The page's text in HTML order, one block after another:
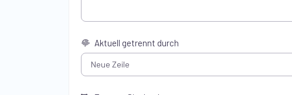
Aktuell getrennt durch